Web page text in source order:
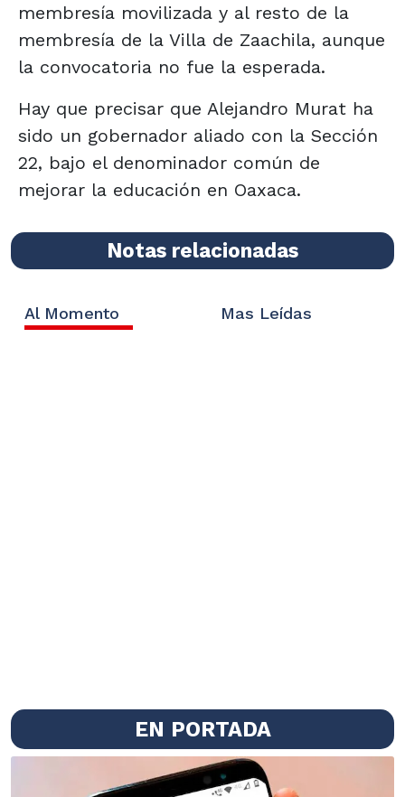
membresía movilizada y al resto de la
membresía de la Villa de Zaachila, aunque
la convocatoria no fue la esperada.
Hay que precisar que Alejandro Murat ha
sido un gobernador aliado con la Sección
22, bajo el denominador común de
mejorar la educación en Oaxaca.
Notas relacionadas
Al Momento Mas Leídas
EN PORTADA